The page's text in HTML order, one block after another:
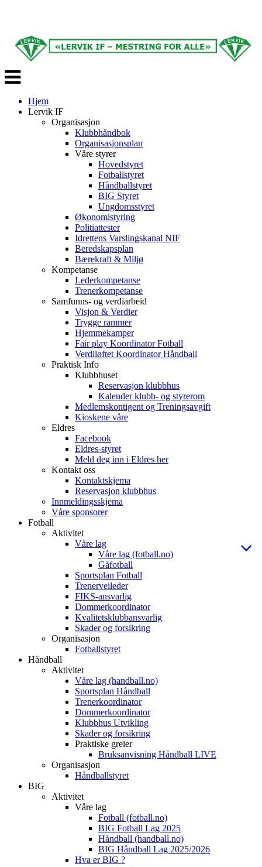
Veksle
navigasjon
Hjem
Lervik IF
Organisasjon
Klubbhåndbok
Organisasjonsplan
Våre styrer
Hovedstyret
Fotballstyret
Håndballstyret
BIG Styret
Ungdomsstyret
Økonomistyring
Politiattester
Idrettens Varslingskanal NIF
Beredskapsplan
Bærekraft & Miljø
Kompetanse
Lederkompetanse
Trenerkompetanse
Samfunns- og verdiarbeid
Visjon & Verdier
Trygge rammer
Hjemmekamper
Fair play Koordinator Fotball
Verdiløftet Koordinator Håndball
Praktisk Info
Klubbhuset
Reservasjon klubbhus
Kalender klubb- og styrerom
Medlemskontigent og Treningsavgift
Kioskene våre
Eldres
Facebook
Eldres-styret
Meld deg inn i Eldres her
Kontakt oss
Kontaktskjema
Reservasjon klubbhus
Innmeldingsskjema
Våre sponsorer
Fotball
Aktivitet
Våre lag
Våre lag (fotball.no)
Gåfotball
Sportsplan Fotball
Trenerveileder
FIKS-ansvarlig
Dommerkoordinator
Kvalitetsklubbansvarlig
Skader og forsikring
Organisasjon
Fotballstyret
Håndball
Aktivitet
Våre lag (handball.no)
Sportsplan Håndball
Trenerkoordinator
Dommerkoordinator
Klubbhus Utvikling
Skader og forsikring
Praktiske greier
Bruksanvisning Håndball LIVE
Organisasjon
Håndballstyret
BIG
Aktivitet
Våre lag
Fotball (fotball.no)
BIG Fotball Lag 2025
Håndball (handball.no)
BIG Håndball Lag 2025/2026
Hva er BIG ?